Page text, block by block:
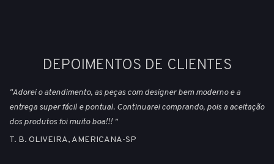
DEPOIMENTOS DE CLIENTES
"Adorei o atendimento, as peças com designer bem moderno e a
entrega super fácil e pontual. Continuarei comprando, pois a aceitação
dos produtos foi muito boa!!! "
T. B. OLIVEIRA, AMERICANA-SP